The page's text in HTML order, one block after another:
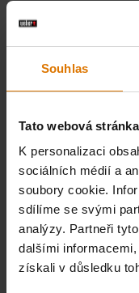
Souhlas
Tato webová
K personalizaci
sociálních médií a
soubory cookie.
sdílíme se svými
analýzy. Partneři
dalšími
získali v důsledku
Ochrana osobních údajů a
stát, že společnost Weber
Vaše profilové jméno na
Deutschland GmbH a
Stephen Deutschland
Za komunikaci s Vámi a
místní pobočka společnosti
Pokud odpovíte heslem
obrázku, který je
Vašich osobních údajů